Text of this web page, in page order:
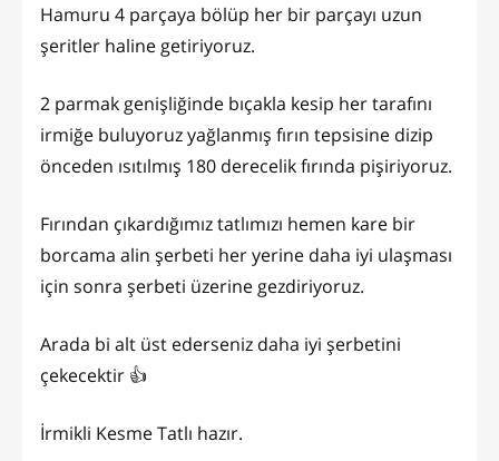
Hamuru 4 parçaya bölüp her bir parçayı uzun
şeritler haline getiriyoruz.
2 parmak genişliğinde bıçakla kesip her tarafını
irmiğe buluyoruz yağlanmış fırın tepsisine dizip
önceden ısıtılmış 180 derecelik fırında pişiriyoruz.
Fırından çıkardığımız tatlımızı hemen kare bir
borcama alin şerbeti her yerine daha iyi ulaşması
için sonra şerbeti üzerine gezdiriyoruz.
Arada bi alt üst ederseniz daha iyi şerbetini
çekecektir 👍
İrmikli Kesme Tatlı hazır.